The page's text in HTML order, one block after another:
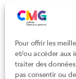
Pour offrir les
et/ou accéder aux
traiter des
pas consentir ou